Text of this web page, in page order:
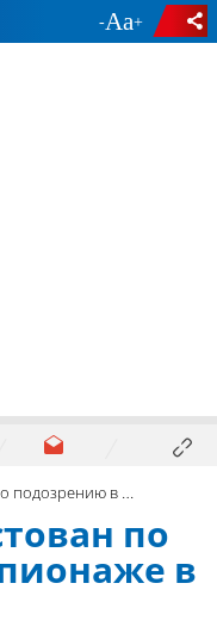
- +
в пользу Ирана
по
в